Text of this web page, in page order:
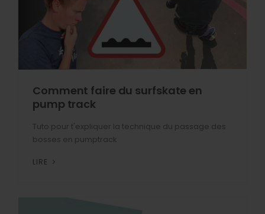
Comment faire du surfskate en
pump track
Tuto pour t'expliquer la technique du passage des
bosses en pumptrack
LIRE